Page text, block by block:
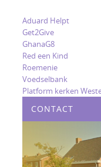
Aduard Helpt
Get2Give
GhanaG8
Red een Kind
Roemenie
Voedselbank
Platform kerken
CONTACT